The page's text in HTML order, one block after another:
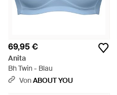
69,95 €
Anita
Bh Twin - Blau
VonABOUT YOU